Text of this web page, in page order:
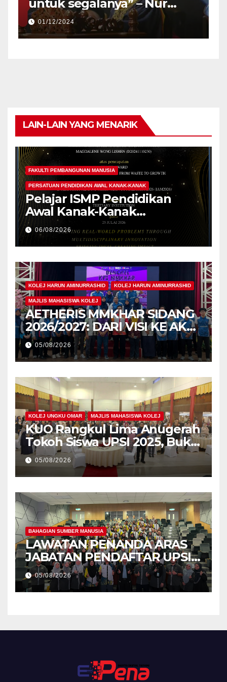
untuk segalanya” – Nur
Atiqa Balqis
01/12/2024
LAIN-LAIN YANG MENARIK
FAKULTI PEMBANGUNAN MANUSIA
PERSATUAN PENDIDIKAN AWAL KANAK-KANAK
Pelajar ISMP Pendidikan
Awal Kanak-Kanak
Cemerlang Raih
Pengiktirafan Antarabangsa
di IAM2026
06/08/2026
KOLEJ HARUN AMINURRASHID KOLEJ HARUN AMINURRASHID
MAJLIS MAHASISWA KOLEJ
AETHERIS MMKHAR SIDANG
2026/2027: DARI VISI KE AKSI,
MEMBINA LEGASI GENERASI
PEMIMPIN
05/08/2026
KOLEJ UNGKU OMAR MAJLIS MAHASISWA KOLEJ
KUO Rangkul Lima Anugerah
Tokoh Siswa UPSI 2025, Bukti
Kecemerlangan Mahasiswa
Holistik
05/08/2026
BAHAGIAN SUMBER MANUSIA
LAWATAN PENANDA ARAS
JABATAN PENDAFTAR UPSI
KE JABATAN PENDAFTAR
UniSZA – PERKUKUH
KERJASAMA STRATEGIK
05/08/2026